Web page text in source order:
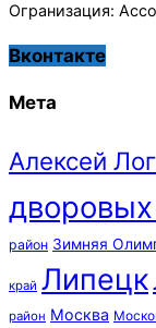
Огранизация:
Вконтакте
Мета
Алексей
район Зимняя
край Липецк
район Москва